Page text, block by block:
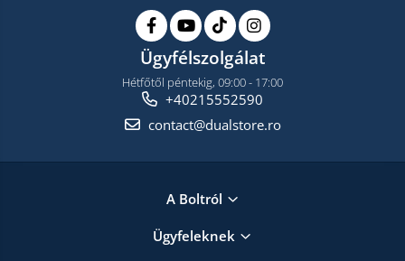
Ügyfélszolgálat
Hétfőtől péntekig, 09:00 - 17:00
+40215552590
contact@dualstore.ro
A Boltról
Ügyfeleknek